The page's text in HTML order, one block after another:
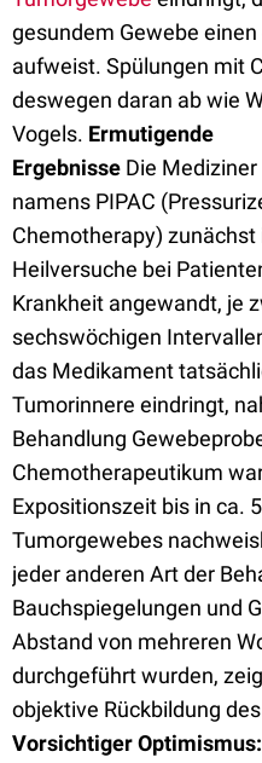
gesundem Gewebe
aufweist. Spülungen mit
deswegen daran ab wie
Vogels. Ermutigende
Ergebnisse Die
namens PIPAC
Chemotherapy)
Heilversuche bei
Krankheit angewandt, je
sechswöchigen
das Medikament
Tumorinnere eindringt,
Behandlung
Chemotherapeutikum
Expositionszeit bis in ca.
Tumorgewebes
jeder anderen Art der
Bauchspiegelungen und
Abstand von mehreren
durchgeführt wurden,
objektive Rückbildung
Vorsichtiger